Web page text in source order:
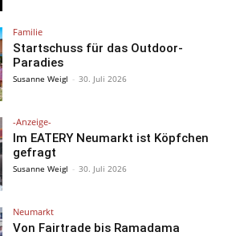
Familie
Startschuss für das Outdoor-
Paradies
Susanne Weigl - 30. Juli 2026
-Anzeige-
Im EATERY Neumarkt ist Köpfchen
gefragt
Susanne Weigl - 30. Juli 2026
Neumarkt
Von Fairtrade bis Ramadama